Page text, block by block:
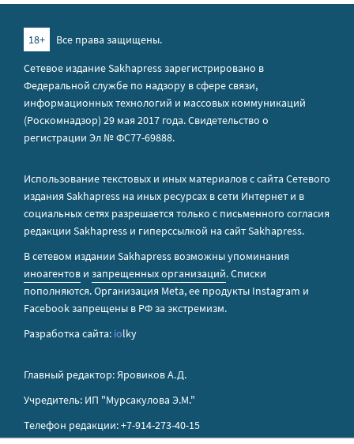
18+
Все права защищены.
Сетевое издание Sakhapress зарегистрировано в
Федеральной службе по надзору в сфере связи,
информационных технологий и массовых коммуникаций
(Роскомнадзор) 29 мая 2017 года. Свидетельство о
регистрации Эл № ФС77-69888.
Использование текстовых и иных материалов с сайта Сетевого
издания Sakhapress на иных ресурсах в сети Интернет и в
социальных сетях разрешается только с письменного согласия
редакции Sakhapress и гиперссылкой на сайт Sakhapress.
В сетевом издании Sakhapress возможны упоминания
иноагентов и запрещенных организаций. Списки
пополняются. Организация Metа, ее продукты Instagram и
Facebook запрещены в РФ за экстремизм.
Разработка сайта: iolky
Главный редактор: Яровиков А.Д.
Учредитель: ИП "Мурсакулова Э.М."
Телефон редакции: +7-914-273-40-15